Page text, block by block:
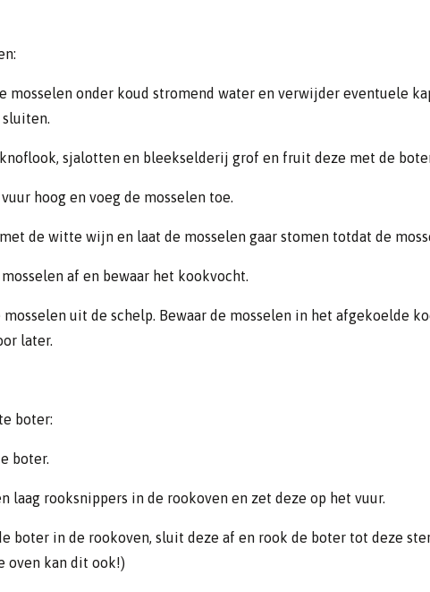
mosselen onder koud stromend water en verwijder eventuele
sjalotten en bleekselderij grof en fruit deze met de
hoog en voeg de mosselen toe.
de witte wijn en laat de mosselen gaar stomen totdat de
af en bewaar het kookvocht.
mosselen uit de schelp. Bewaar de mosselen in het afgekoelde
later.
boter:
boter.
laag rooksnippers in de rookoven en zet deze op het vuur.
boter in de rookoven, sluit deze af en rook de boter tot deze
oven kan dit ook!)